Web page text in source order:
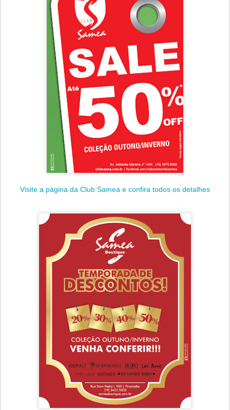
Visite a página da Club Samea e confira todos os detalhes